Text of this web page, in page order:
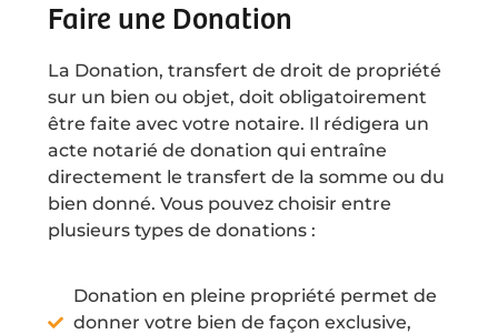
Faire une Donation
La Donation, transfert de droit de propriété
sur un bien ou objet, doit obligatoirement
être faite avec votre notaire. Il rédigera un
acte notarié de donation qui entraîne
directement le transfert de la somme ou du
bien donné. Vous pouvez choisir entre
plusieurs types de donations :
Donation en pleine propriété permet de
donner votre bien de façon exclusive,